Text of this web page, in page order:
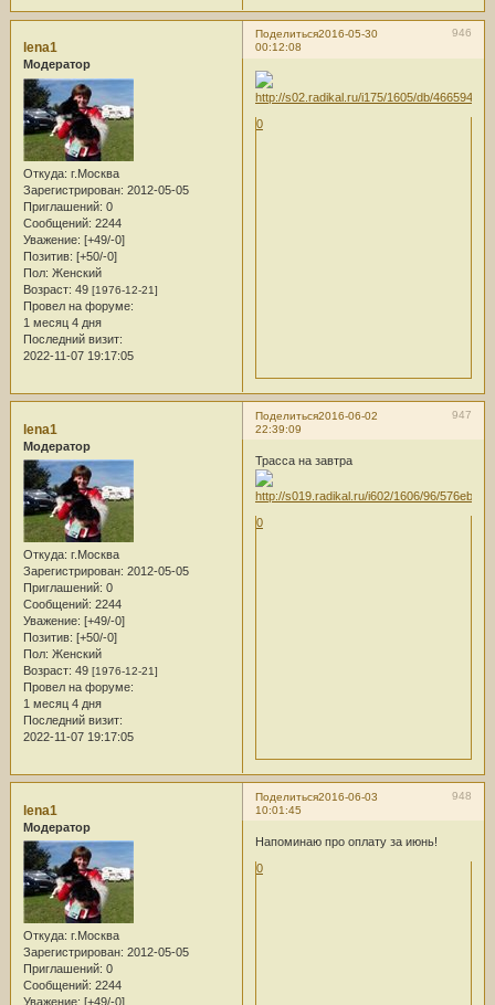
Поделиться 946
2016-05-30
00:12:08
lena1
Модератор
Откуда: г.Москва
Зарегистрирован: 2012-05-05
Приглашений: 0
Сообщений: 2244
Уважение: [+49/-0]
Позитив: [+50/-0]
Пол: Женский
Возраст: 49 [1976-12-21]
Провел на форуме:
1 месяц 4 дня
Последний визит:
2022-11-07 19:17:05
0
Поделиться 947
2016-06-02
22:39:09
lena1
Модератор
Откуда: г.Москва
Зарегистрирован: 2012-05-05
Приглашений: 0
Сообщений: 2244
Уважение: [+49/-0]
Позитив: [+50/-0]
Пол: Женский
Возраст: 49 [1976-12-21]
Провел на форуме:
1 месяц 4 дня
Последний визит:
2022-11-07 19:17:05
Трасса на завтра
0
Поделиться 948
2016-06-03
10:01:45
lena1
Модератор
Откуда: г.Москва
Зарегистрирован: 2012-05-05
Приглашений: 0
Сообщений: 2244
Уважение: [+49/-0]
Напоминаю про оплату за июнь!
0